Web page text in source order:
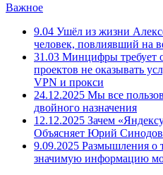
Важное
9.04 Ушёл из жизни
человек, повлиявший на
31.03 Минцифры требует
проектов не оказывать
VPN и прокси
24.12.2025 Мы все
двойного назначения
12.12.2025 Зачем
Объясняет Юрий Синодов
9.09.2025 Размышления о
значимую информацию